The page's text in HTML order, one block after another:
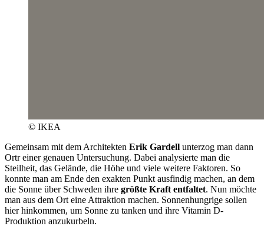
© IKEA
Gemeinsam mit dem Architekten Erik Gardell unterzog man dann
Ortr einer genauen Untersuchung. Dabei analysierte man die
Steilheit, das Gelände, die Höhe und viele weitere Faktoren. So
konnte man am Ende den exakten Punkt ausfindig machen, an dem
die Sonne über Schweden ihre größte Kraft entfaltet. Nun möchte
man aus dem Ort eine Attraktion machen. Sonnenhungrige sollen
hier hinkommen, um Sonne zu tanken und ihre Vitamin D-
Produktion anzukurbeln.